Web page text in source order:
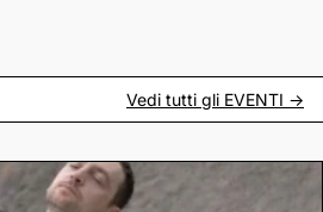
Vedi tutti gli EVENTI ->